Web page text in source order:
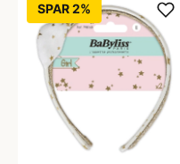
SPAR 2%